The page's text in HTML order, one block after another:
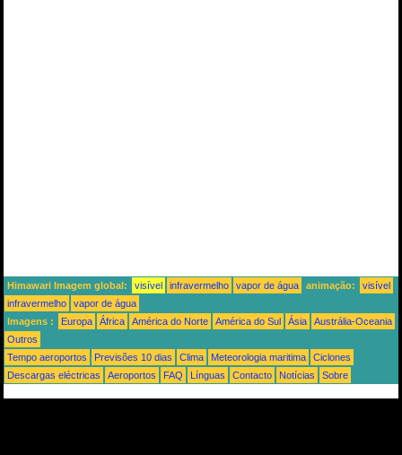
Himawari Imagem global: visível infravermelho vapor de água animação:
visível
infravermelho
vapor de água
Imagens :
Europa África América do Norte América do Sul Ásia
Austrália-Oceania
Outros
Tempo aeroportos
Previsões 10 dias Clima Meteorologia maritima
Ciclones
Descargas eléctricas
Aeroportos FAQ Línguas Contacto Notícias Sobre